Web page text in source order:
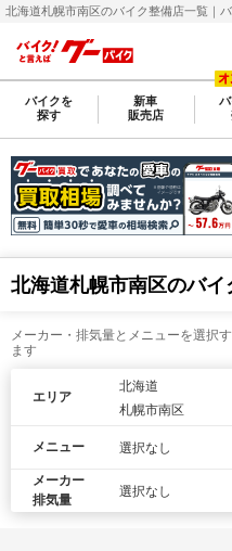
バイクを
探す
新車
販売店
北海道札幌市南区のバイ
メーカー・排気量とメニューを選択
ます
エリア
北海道
札幌市南区
メニュー 選択なし
メーカー
排気量
選択なし